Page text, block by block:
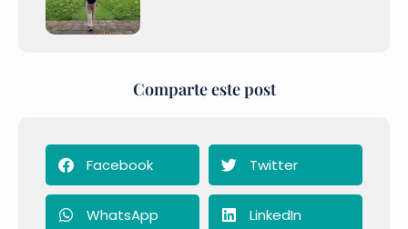
Comparte este post
Facebook Twitter
WhatsApp LinkedIn